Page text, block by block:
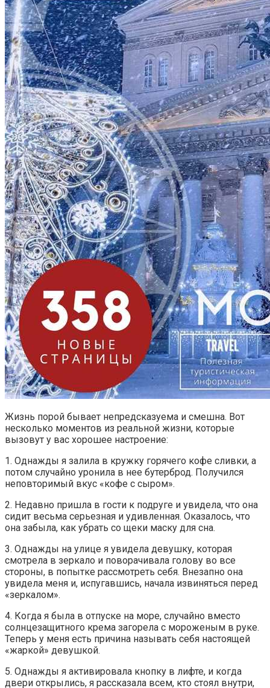
Жизнь порой бывает непредсказуема и смешна. Вот
несколько моментов из реальной жизни, которые
вызовут у вас хорошее настроение:
1. Однажды я залила в кружку горячего кофе сливки, а
потом случайно уронила в нее бутерброд. Получился
неповторимый вкус «кофе с сыром».
2. Недавно пришла в гости к подруге и увидела, что она
сидит весьма серьезная и удивленная. Оказалось, что
она забыла, как убрать со щеки маску для сна.
3. Однажды на улице я увидела девушку, которая
смотрела в зеркало и поворачивала голову во все
стороны, в попытке рассмотреть себя. Внезапно она
увидела меня и, испугавшись, начала извиняться перед
«зеркалом».
4. Когда я была в отпуске на море, случайно вместо
солнцезащитного крема загорела с мороженым в руке.
Теперь у меня есть причина называть себя настоящей
«жаркой» девушкой.
5. Однажды я активировала кнопку в лифте, и когда
двери открылись, я рассказала всем, кто стоял внутри,